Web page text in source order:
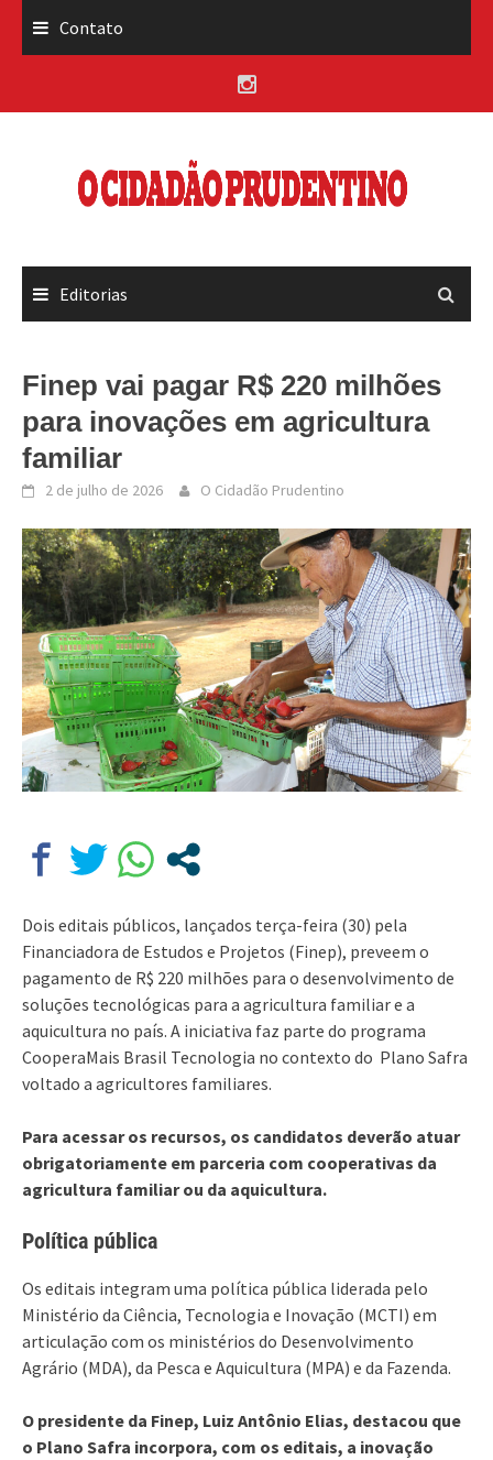
Contato
Editorias
Finep vai pagar R$ 220 milhões
para inovações em agricultura
familiar
2 de julho de 2026 O Cidadão Prudentino
Dois editais públicos, lançados terça-feira (30) pela
Financiadora de Estudos e Projetos (Finep), preveem o
pagamento de R$ 220 milhões para o desenvolvimento de
soluções tecnológicas para a agricultura familiar e a
aquicultura no país. A iniciativa faz parte do programa
CooperaMais Brasil Tecnologia no contexto do Plano Safra
voltado a agricultores familiares.
Para acessar os recursos, os candidatos deverão atuar
obrigatoriamente em parceria com cooperativas da
agricultura familiar ou da aquicultura.
Política pública
Os editais integram uma política pública liderada pelo
Ministério da Ciência, Tecnologia e Inovação (MCTI) em
articulação com os ministérios do Desenvolvimento
Agrário (MDA), da Pesca e Aquicultura (MPA) e da Fazenda.
O presidente da Finep, Luiz Antônio Elias, destacou que
o Plano Safra incorpora, com os editais, a inovação